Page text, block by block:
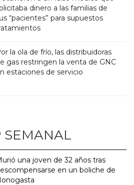
dinero a las familias de
“pacientes” para supuestos
la ola de frío, las distribuidoras
gas restringen la venta de GNC
estaciones de servicio
SEMANAL
una joven de 32 años tras
en un boliche de